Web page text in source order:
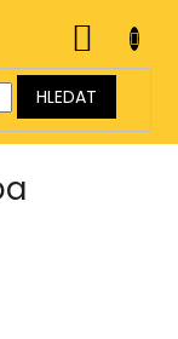
HLEDAT
KOŠÍK